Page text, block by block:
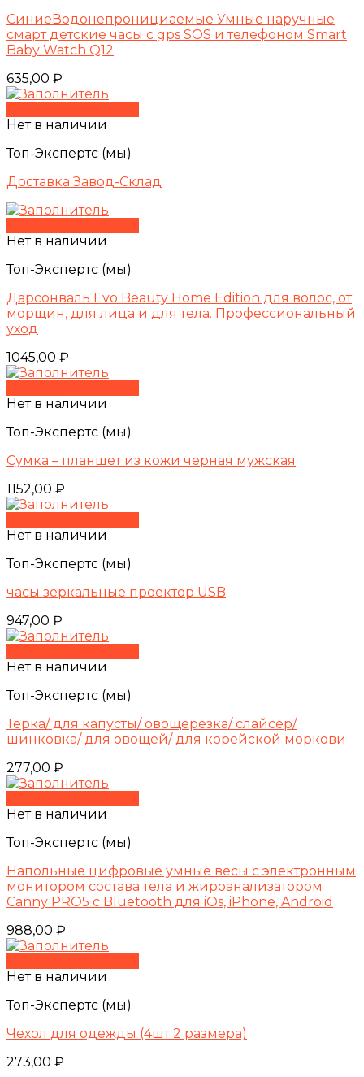
СиниеВодонепронициаемые Умные наручные
смарт детские часы с gps SOS и телефоном Smart
Baby Watch Q12
635,00 ₽
Нет в наличии
Топ-Экспертс (мы)
Доставка Завод-Склад
Нет в наличии
Топ-Экспертс (мы)
Дарсонваль Evo Beauty Home Edition для волос, от
морщин, для лица и для тела. Профессиональный
уход
1045,00 ₽
Нет в наличии
Топ-Экспертс (мы)
Сумка – планшет из кожи черная мужская
1152,00 ₽
Нет в наличии
Топ-Экспертс (мы)
часы зеркальные проектор USB
947,00 ₽
Нет в наличии
Топ-Экспертс (мы)
Терка/ для капусты/ овощерезка/ слайсер/
шинковка/ для овощей/ для корейской моркови
277,00 ₽
Нет в наличии
Топ-Экспертс (мы)
Напольные цифровые умные весы с электронным
монитором состава тела и жироанализатором
Canny PRO5 с Bluetooth для iOs, iPhone, Android
988,00 ₽
Нет в наличии
Топ-Экспертс (мы)
Чехол для одежды (4шт 2 размера)
273,00 ₽